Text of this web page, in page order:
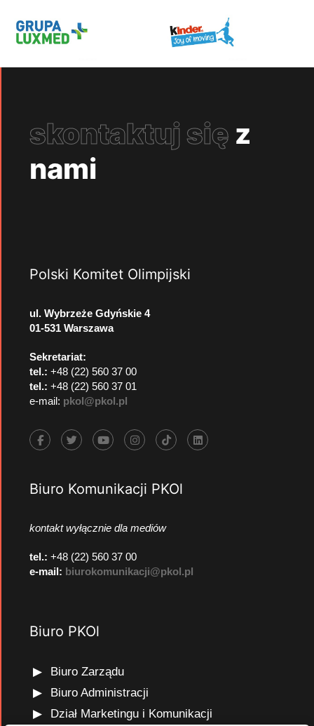
skontaktuj się z
nami
Polski Komitet Olimpijski
ul. Wybrzeże Gdyńskie 4
01-531 Warszawa
Sekretariat:
tel.: +48 (22) 560 37 00
tel.: +48 (22) 560 37 01
e-mail: pkol@pkol.pl
Biuro Komunikacji PKOl
kontakt wyłącznie dla mediów
tel.: +48 (22) 560 37 00
e-mail: biurokomunikacji@pkol.pl
Biuro PKOl
Biuro Zarządu
Biuro Administracji
Dział Marketingu i Komunikacji